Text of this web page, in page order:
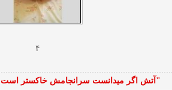
۴
"آتش اگر ميدانست سرانجامش خاكستر است ،